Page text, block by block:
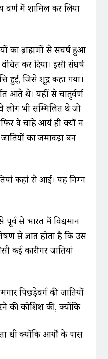
वर्ण में शामिल कर लिया
का ब्राह्मणों से संघर्ष हुआ
कर दिया। इसी संघर्ष
हुई, जिसे शूद्र कहा गया।
आते थे। यहीं से चातुर्वर्ण
लोग भी सम्मिलित थे जो
वे चाहे आर्य ही क्यों न
का जमावड़ा बन
कहां से आईं। यह निम्न
से भारत में विद्यमान
से ज्ञात होता है कि उस
कई कारीगर जातियां
पिछड़ेवर्ग की जातियों
की कोशिश की, क्योंकि
थी क्योंकि आर्यों के पास